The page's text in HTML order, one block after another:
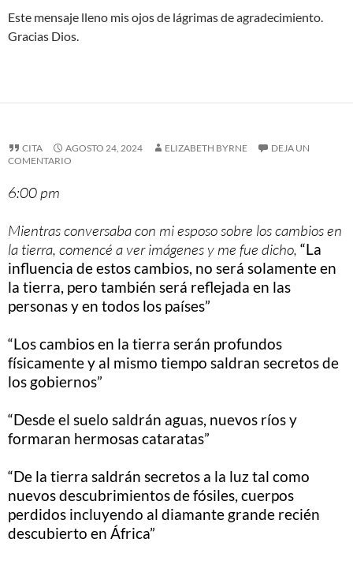
Este mensaje lleno mis ojos de lágrimas de agradecimiento.
Gracias Dios.
CITA AGOSTO 24, 2024 ELIZABETH BYRNE
DEJA UN
COMENTARIO
6:00 pm
Mientras conversaba con mi esposo sobre los cambios en
la tierra, comencé a ver imágenes y me fue dicho, “La
influencia de estos cambios, no será solamente en
la tierra, pero también será reflejada en las
personas y en todos los países”
“Los cambios en la tierra serán profundos
físicamente y al mismo tiempo saldran secretos de
los gobiernos”
“Desde el suelo saldrán aguas, nuevos ríos y
formaran hermosas cataratas”
“De la tierra saldrán secretos a la luz tal como
nuevos descubrimientos de fósiles, cuerpos
perdidos incluyendo al diamante grande recién
descubierto en África”